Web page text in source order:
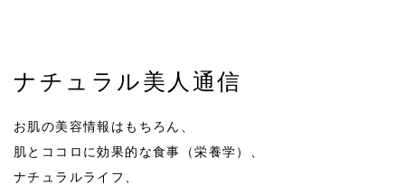
ナチュラル美人通信
お肌の美容情報はもちろん、
肌とココロに効果的な食事（栄養学）、
ナチュラルライフ、